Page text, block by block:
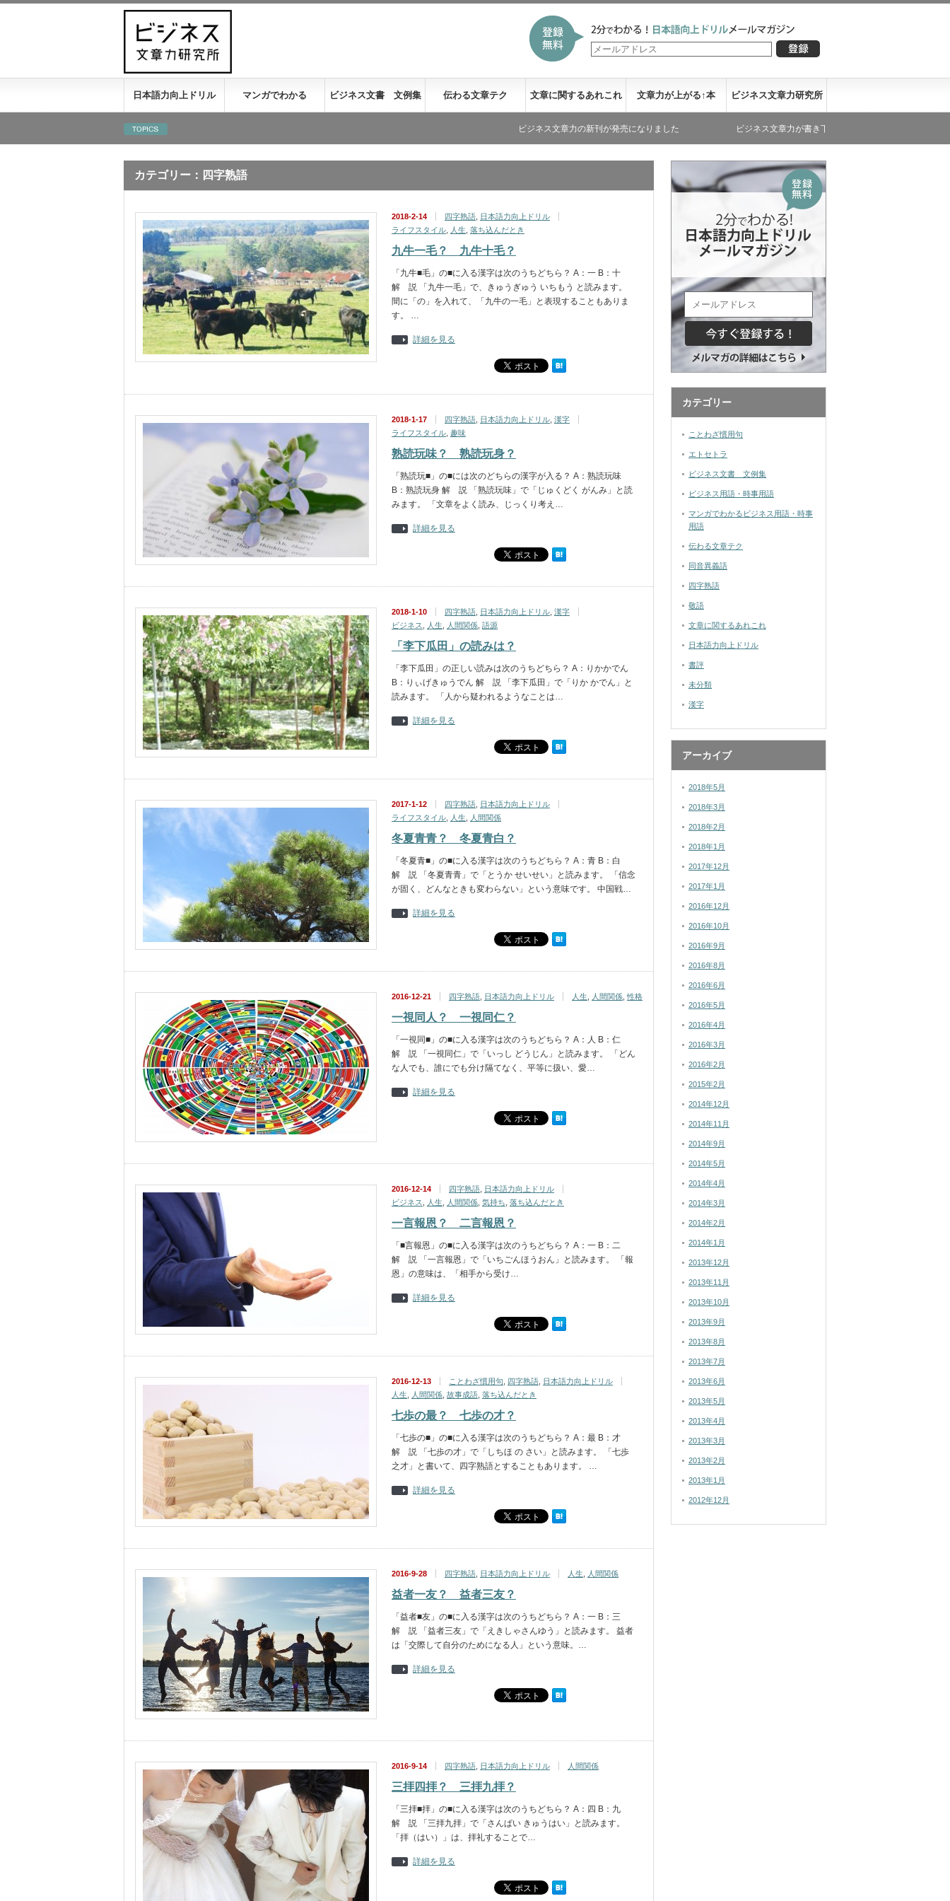
日本語力向上ドリル マンガでわかる ビジネス文書 文例集 伝わる文章テク 文章に関するあれこれ 文章力が上がる↑本 ビジネス文章力研究所
ビジネス文章力の新刊が発売になりました ビジネス文章力が書き下ろした文庫本が発売になりました
カテゴリー：四字熟語
2018-2-14 四字熟語 日本語力向上ドリル
ライフスタイル
人生 落ち込んだとき
九牛一毛？ 九牛十毛？
「九牛■毛」の■に入る漢字は次のうちどちら？ A：一 B：十
解 説 「九牛一毛」で、きゅうぎゅう いちもう と読みます。
間に「の」を入れて、「九牛の一毛」と表現することもありま
す。 …
詳細を見る
2018-1-17 四字熟語 日本語力向上ドリル 漢字
ライフスタイル 趣味
熟読玩味？ 熟読玩身？
「熟読玩■」の■には次のどちらの漢字が入る？ A：熟読玩味
B：熟読玩身 解 説 「熟読玩味」で「じゅくどく がんみ」と読
みます。 「文章をよく読み、じっくり考え…
詳細を見る
2018-1-10 四字熟語 日本語力向上ドリル 漢字
ビジネス
人生 人間関係 語源
「李下瓜田」の読みは？
「李下瓜田」の正しい読みは次のうちどちら？ A：りかかでん
B：りぃげきゅうでん 解 説 「李下瓜田」で「りか かでん」と
読みます。 「人から疑われるようなことは…
詳細を見る
2017-1-12 四字熟語 日本語力向上ドリル
ライフスタイル
人生 人間関係
冬夏青青？ 冬夏青白？
「冬夏青■」の■に入る漢字は次のうちどちら？ A：青 B：白
解 説 「冬夏青青」で「とうか せいせい」と読みます。 「信念
が固く、どんなときも変わらない」という意味です。 中国戦…
詳細を見る
2016-12-21 四字熟語 日本語力向上ドリル 人生 人間関係 ,性格
一視同人？ 一視同仁？
「一視同■」の■に入る漢字は次のうちどちら？ A：人 B：仁
解 説 「一視同仁」で「いっし どうじん」と読みます。 「どん
な人でも、誰にでも分け隔てなく、平等に扱い、愛…
詳細を見る
2016-12-14 四字熟語 日本語力向上ドリル
ビジネス
人生 人間関係 気持ち 落ち込んだとき
一言報恩？ 二言報恩？
「■言報恩」の■に入る漢字は次のうちどちら？ A：一 B：二
解 説 「一言報恩」で「いちごんほうおん」と読みます。 「報
恩」の意味は、「相手から受け…
詳細を見る
2016-12-13 ことわざ慣用句 四字熟語 日本語力向上ドリル
人生
人間関係 故事成語 落ち込んだとき
七歩の最？ 七歩の才？
「七歩の■」の■に入る漢字は次のうちどちら？ A：最 B：才
解 説 「七歩の才」で「しちほ の さい」と読みます。 「七歩
之才」と書いて、四字熟語とすることもあります。 …
詳細を見る
2016-9-28 四字熟語 日本語力向上ドリル 人生 人間関係
益者一友？ 益者三友？
「益者■友」の■に入る漢字は次のうちどちら？ A：一 B：三
解 説 「益者三友」で「えきしゃさんゆう」と読みます。 益者
は「交際して自分のためになる人」という意味。…
詳細を見る
2016-9-14 四字熟語 日本語力向上ドリル 人間関係
三拝四拝？ 三拝九拝？
「三拝■拝」の■に入る漢字は次のうちどちら？ A：四 B：九
解 説 「三拝九拝」で「さんぱい きゅうはい」と読みます。
「拝（はい）」は、拝礼することで…
詳細を見る
カテゴリー
ことわざ慣用句
エトセトラ
ビジネス文書 文例集
ビジネス用語・時事用語
マンガでわかるビジネス用語・時事
用語
伝わる文章テク
同音異義語
四字熟語
敬語
文章に関するあれこれ
日本語力向上ドリル
書評
未分類
漢字
アーカイブ
2018年5月
2018年3月
2018年2月
2018年1月
2017年12月
2017年1月
2016年12月
2016年10月
2016年9月
2016年8月
2016年6月
2016年5月
2016年4月
2016年3月
2016年2月
2015年2月
2014年12月
2014年11月
2014年9月
2014年5月
2014年4月
2014年3月
2014年2月
2014年1月
2013年12月
2013年11月
2013年10月
2013年9月
2013年8月
2013年7月
2013年6月
2013年5月
2013年4月
2013年3月
2013年2月
2013年1月
2012年12月